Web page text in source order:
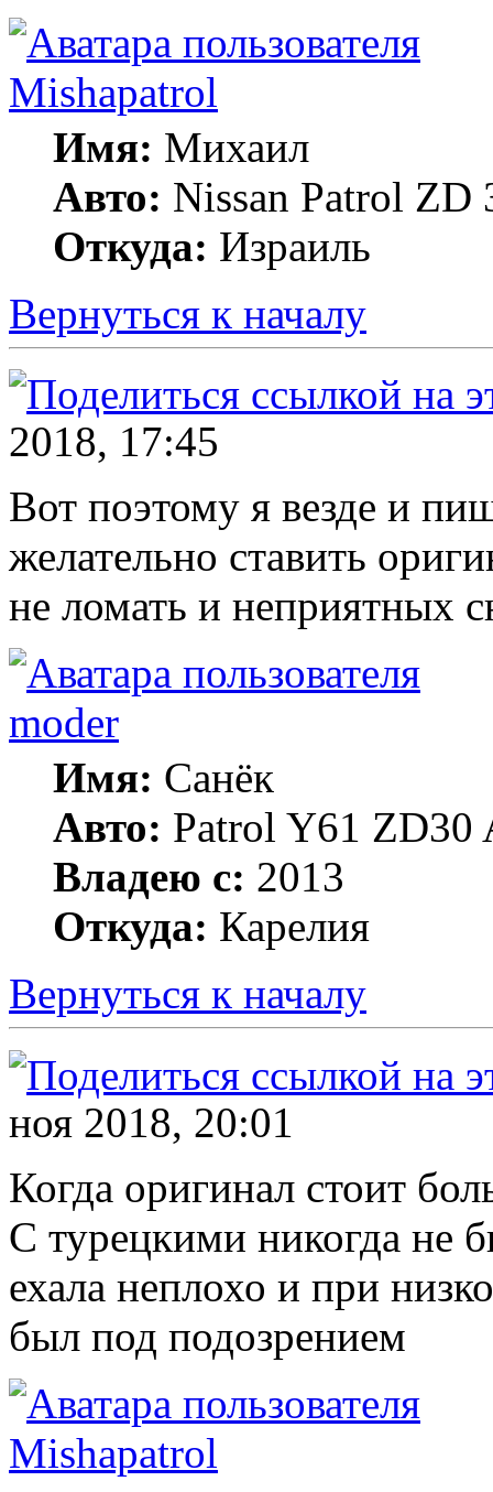
Mishapatrol
Имя: Михаил
Авто: Nissan Patrol ZD
Откуда: Израиль
Вернуться к началу
2018, 17:45
Вот поэтому я везде и
желательно ставить
не ломать и неприятных
moder
Имя: Санёк
Авто: Patrol Y61 ZD30
Владею с: 2013
Откуда: Карелия
Вернуться к началу
ноя 2018, 20:01
Когда оригинал стоит
С турецкими никогда не
ехала неплохо и при
был под подозрением
Mishapatrol